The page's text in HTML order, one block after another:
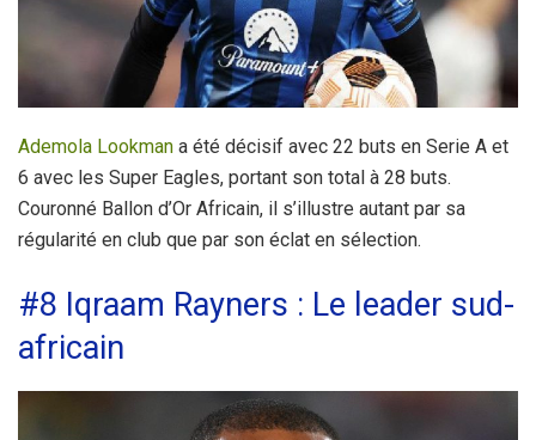
Ademola Lookman a été décisif avec 22 buts en Serie A et
6 avec les Super Eagles, portant son total à 28 buts.
Couronné Ballon d’Or Africain, il s’illustre autant par sa
régularité en club que par son éclat en sélection.
#8 Iqraam Rayners : Le leader sud-
africain